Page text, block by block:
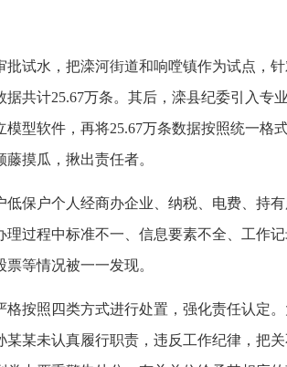
试水，把滦河街道和响嘡镇作为试点，
共计25.67万条。其后，滦县纪委引入专
型软件，再将25.67万条数据按照统一格
摸瓜，揪出责任者。
保户个人经商办企业、纳税、电费、持
过程中标准不一、信息要素不全、工作
等情况被一一发现。
按照四类方式进行处置，强化责任认定
某未认真履行职责，违反工作纪律，把